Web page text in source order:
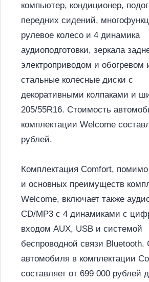
компьютер, кондиционер,
передних сидений,
рулевое колесо и 4 динамика
аудиоподготовки, зеркала
электроприводом и обогревом
стальные колесные диски с
декоративными колпаками и
205/55R16. Стоимость
комплектации Welcome
рублей.
Комплектация Comfort,
и основных преимуществ
Welcome, включает также
CD/MP3 с 4 динамиками с
входом AUX, USB и системой
беспроводной связи Bluetooth.
автомобиля в комплектации
составляет от 699 000 рублей